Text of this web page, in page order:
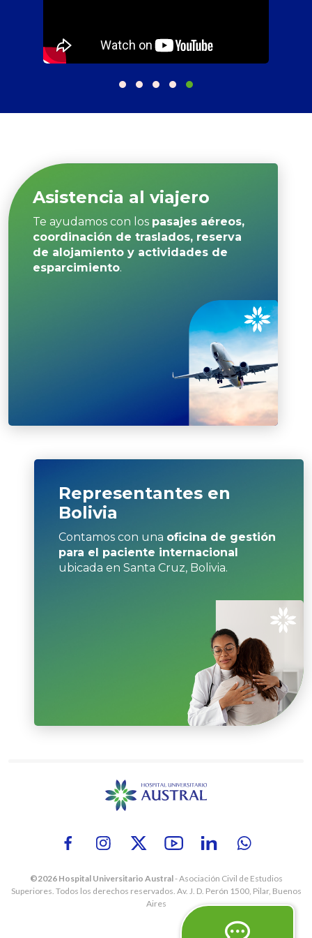
Asistencia al viajero
Te ayudamos con los pasajes aéreos,
coordinación de traslados, reserva
de alojamiento y actividades de
esparcimiento.
Representantes en
Bolivia
Contamos con una oficina de gestión
para el paciente internacional
ubicada en Santa Cruz, Bolivia.
©2026 Hospital Universitario Austral- Asociación Civil de Estudios
Superiores. Todos los derechos reservados. Av. J. D. Perón 1500, Pilar, Buenos
Aires